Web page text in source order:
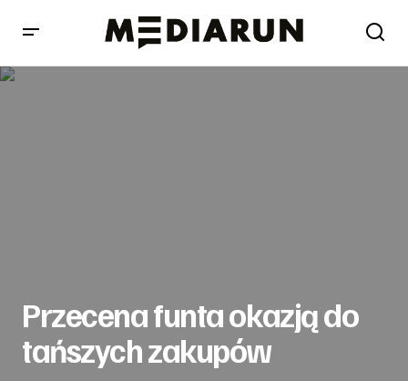
Przecena funta okazją do
tańszych zakupów